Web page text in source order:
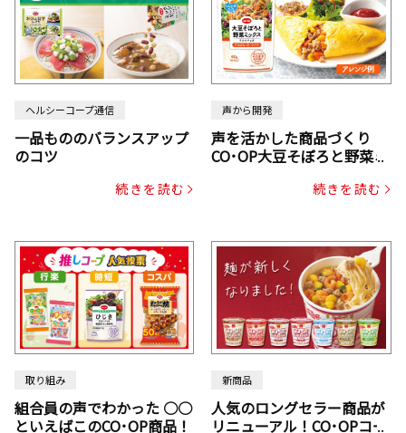
ヘルシーコープ通信
一品もののバランスアップ
のコツ
続きを読む
声から開発
声を活かした商品づくり
CO･OP大豆そぼろと野菜ミ
じん・コーン入り）続きを読む
取り組み
組合員の声でわかった ○○
といえばこのCO･OP商品！
新商品
人気のロングセラー商品が
リニューアル！CO･OPコー